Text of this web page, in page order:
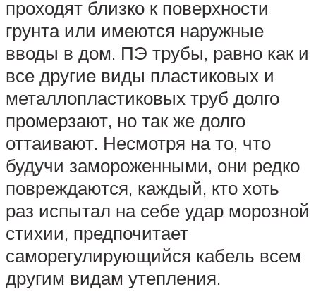
проходят близко к поверхности
грунта или имеются наружные
вводы в дом. ПЭ трубы, равно как и
все другие виды пластиковых и
металлопластиковых труб долго
промерзают, но так же долго
оттаивают. Несмотря на то, что
будучи замороженными, они редко
повреждаются, каждый, кто хоть
раз испытал на себе удар морозной
стихии, предпочитает
саморегулирующийся кабель всем
другим видам утепления.